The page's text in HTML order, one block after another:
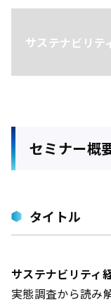
サステナビリテ
セミナー概
タイトル
サステナビリティ
実態調査から読み